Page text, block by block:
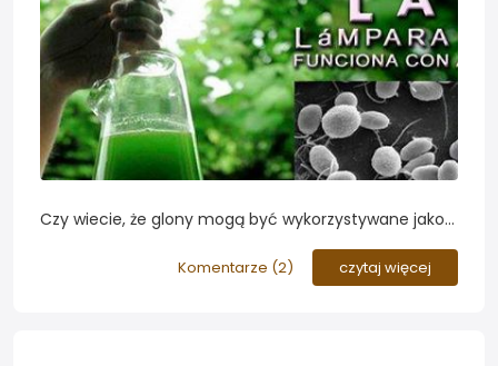
Czy wiecie, że glony mogą być wykorzystywane jako
mieszkania, ulice i domy? Jeśli nie, koniecznie
obejrzyjcie przygotowane materiały...
Komentarze (2) czytaj więcej